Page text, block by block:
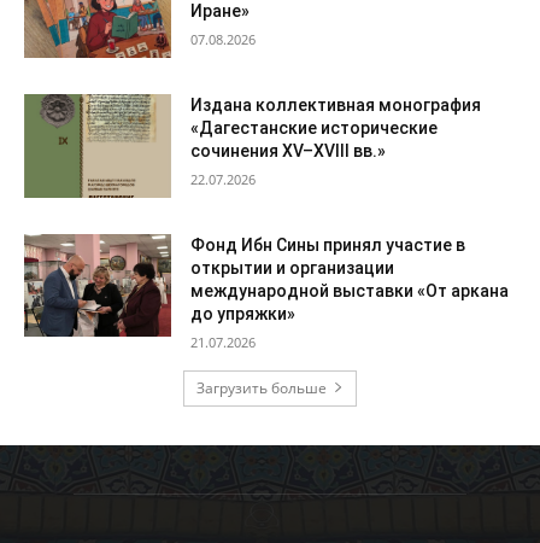
Иране»
07.08.2026
Издана коллективная монография
«Дагестанские исторические
сочинения XV–XVIII вв.»
22.07.2026
Фонд Ибн Сины принял участие в
открытии и организации
международной выставки «От аркана
до упряжки»
21.07.2026
Загрузить больше